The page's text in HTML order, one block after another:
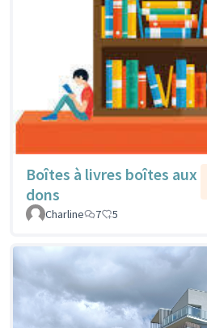
Boîtes à livres boîtes aux
dons
Charline
7 5